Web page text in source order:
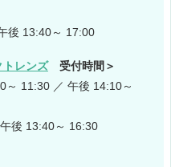
後 13:40～ 17:00
トレンズ受付時間＞
～ 11:30 ／ 午後 14:10～
後 13:40～ 16:30